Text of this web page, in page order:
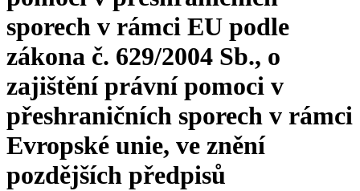
sporech v rámci EU podle
zákona č. 629/2004 Sb., o
zajištění právní pomoci v
přeshraničních sporech v rámci
Evropské unie, ve znění
pozdějších předpisů